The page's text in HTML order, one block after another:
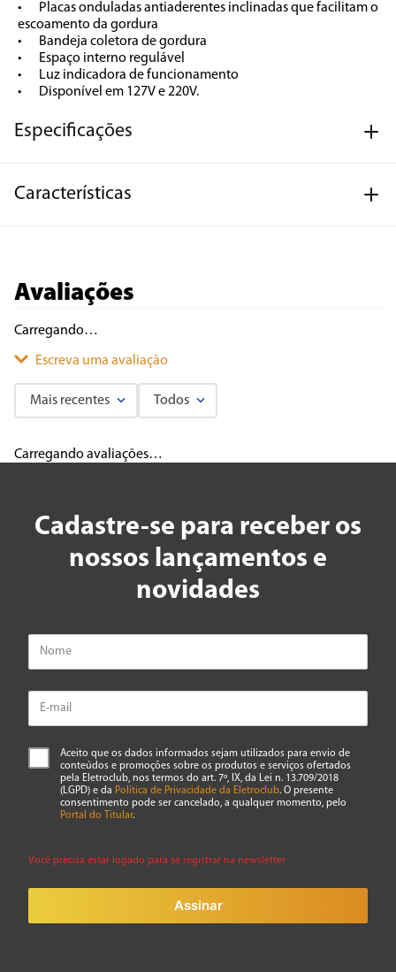
•	Placas onduladas antiaderentes inclinadas que facilitam o
escoamento da gordura
•	Bandeja coletora de gordura
•	Espaço interno regulável
•	Luz indicadora de funcionamento
•	Disponível em 127V e 220V.
Especificações
Características
Avaliações
Carregando…
Escreva uma avaliação
Título
Avalie o produto de 1 a 5 estrelas
★★★★
ENVIAR AVALIAÇÃO
Mais recentes Todos
Carregando avaliações…
Cadastre-se para receber os
nossos lançamentos e
novidades
Aceito que os dados informados sejam utilizados para envio de
conteúdos e promoções sobre os produtos e serviços ofertados
pela Eletroclub, nos termos do art. 7º, IX, da Lei n. 13.709/2018
(LGPD) e da Política de Privacidade da Eletroclub. O presente
consentimento pode ser cancelado, a qualquer momento, pelo
Portal do Titular.
Você precisa estar logado para se registrar na newsletter
Assinar